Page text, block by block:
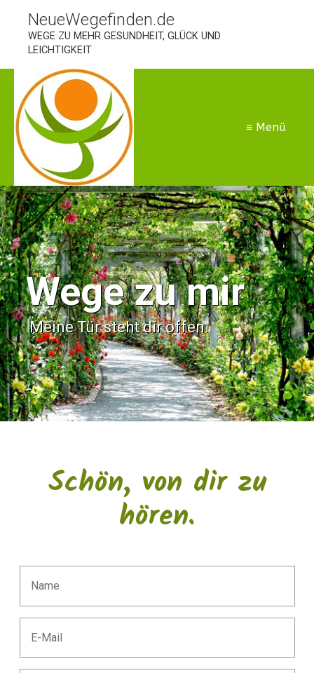
NeueWegefinden.de
WEGE ZU MEHR GESUNDHEIT, GLÜCK UND
LEICHTIGKEIT
≡ Menü
Wege zu mir
Meine Tür steht dir offen.
Schön, von dir zu
hören.